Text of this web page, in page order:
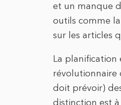
et un manque
outils comme
sur les articles
La planification
révolutionnaire
doit prévoir)
distinction est